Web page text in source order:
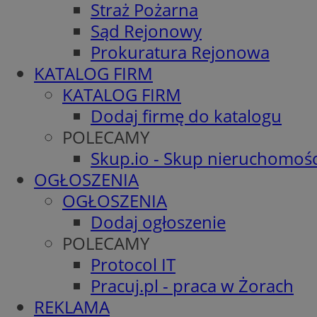
Straż Pożarna
Sąd Rejonowy
Prokuratura Rejonowa
KATALOG FIRM
KATALOG FIRM
Dodaj firmę do katalogu
POLECAMY
Skup.io - Skup
OGŁOSZENIA
OGŁOSZENIA
Dodaj ogłoszenie
POLECAMY
Protocol IT
Pracuj.pl - praca w Żorach
REKLAMA